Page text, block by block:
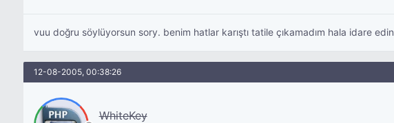
vuu doğru söylüyorsun sory. benim hatlar karıştı tatile çıkamadım hala idare edin
12-08-2005, 00:38:26
WhiteKey